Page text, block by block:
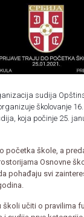
sudija
školovanje
koja počinje 25.
početka škole, a
Osnovne
pohađaju svi
školi učiti o pravilima